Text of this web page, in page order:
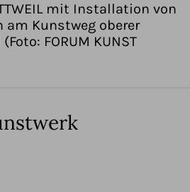
mit Installation von
am Kunstweg oberer
FORUM KUNST